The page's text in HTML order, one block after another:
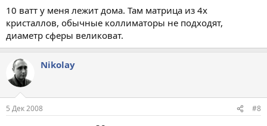
10 ватт у меня лежит дома. Там матрица из 4х
кристаллов, обычные коллиматоры не подходят,
диаметр сферы великоват.
Nikolay
5 Дек 2008 #8